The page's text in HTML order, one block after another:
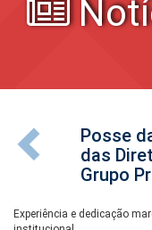
Posse
das
Grupo
Experiência e dedicação